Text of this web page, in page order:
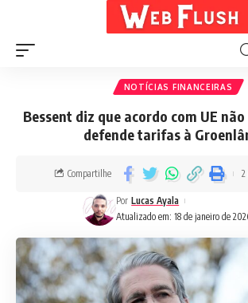
NOTÍCIAS FINANCEIRAS
Bessent diz que acordo com UE
defende tarifas à
Atualizado em: 18 de janeiro de
Por Lucas Ayala
Compartilhe